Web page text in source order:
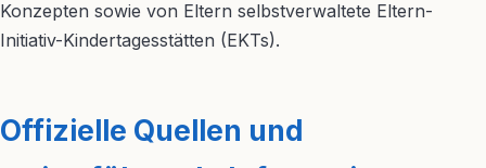
Konzepten sowie von Eltern selbstverwaltete Eltern-
Initiativ-Kindertagesstätten (EKTs).
Offizielle Quellen und